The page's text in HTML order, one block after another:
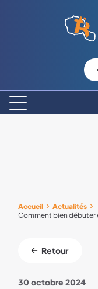
Logo
Accueil
Actualités
Comment bien débuter
Retour
30 octobre 2024